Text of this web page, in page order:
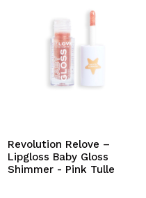
Revolution Relove –
Lipgloss Baby Gloss
Shimmer - Pink Tulle